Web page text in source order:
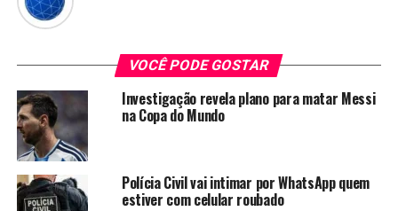
VOCÊ PODE GOSTAR
Investigação revela plano para matar Messi
na Copa do Mundo
Polícia Civil vai intimar por WhatsApp quem
estiver com celular roubado